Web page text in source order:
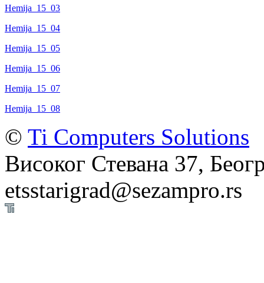
Hemija_15_03
Hemija_15_04
Hemija_15_05
Hemija_15_06
Hemija_15_07
Hemija_15_08
© Ti Computers Solutions
Високог Стевана 37,
etsstarigrad@sezampro.rs